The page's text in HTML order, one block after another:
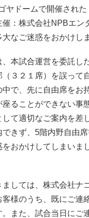
ドームで開催され
催：株式会社NPBエ
なご迷惑をおかけし
本試合運営を委託し
３２１席）を誤って
中で、先に自由席をお
ることができない事
て適切なご案内を差
きず、5階内野自由
おかけしてしまいま
しては、株式会社ナ
様のうち、既にご連
。また、試合当日に